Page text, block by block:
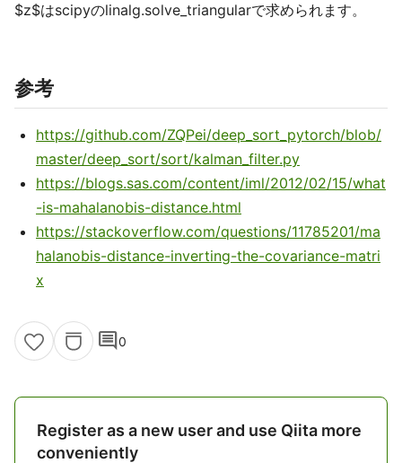
$z$はscipyのlinalg.solve_triangularで求められます。
参考
https://github.com/ZQPei/deep_sort_pytorch/blob/
master/deep_sort/sort/kalman_filter.py
https://blogs.sas.com/content/iml/2012/02/15/what
-is-mahalanobis-distance.html
https://stackoverflow.com/questions/11785201/ma
halanobis-distance-inverting-the-covariance-matri
x
comment0
Register as a new user and use Qiita more
conveniently